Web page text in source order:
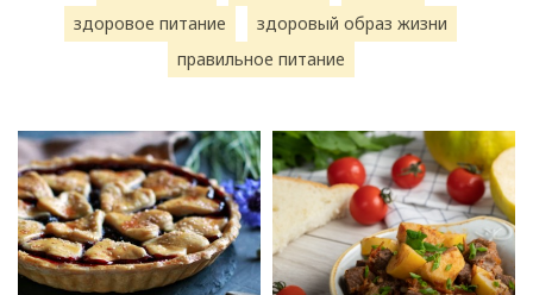
здоровое питание
здоровый образ жизни
правильное питание